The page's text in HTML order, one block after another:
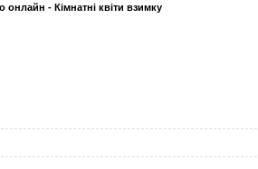
- Кімнатні квіти взимку